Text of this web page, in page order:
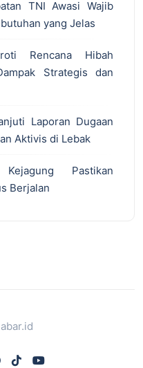
TNI Awasi Wajib
yang Jelas
Rencana Hibah
Strategis dan
Laporan Dugaan
Aktivis di Lebak
Pastikan
Berjalan